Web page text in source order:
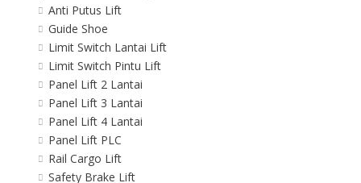
Anti Putus Lift
Guide Shoe
Limit Switch Lantai Lift
Limit Switch Pintu Lift
Panel Lift 2 Lantai
Panel Lift 3 Lantai
Panel Lift 4 Lantai
Panel Lift PLC
Rail Cargo Lift
Safety Brake Lift